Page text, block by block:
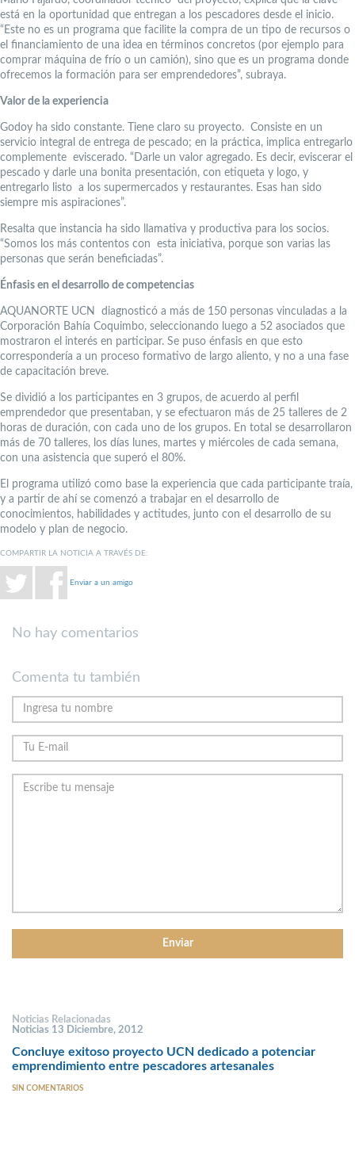
está en la oportunidad que entregan a los pescadores desde el inicio.
“Este no es un programa que facilite la compra de un tipo de recursos o
el financiamiento de una idea en términos concretos (por ejemplo para
comprar máquina de frío o un camión), sino que es un programa donde
ofrecemos la formación para ser emprendedores”, subraya.
Valor de la experiencia
Godoy ha sido constante. Tiene claro su proyecto. Consiste en un
servicio integral de entrega de pescado; en la práctica, implica entregarlo
complemente eviscerado. “Darle un valor agregado. Es decir, eviscerar el
pescado y darle una bonita presentación, con etiqueta y logo, y
entregarlo listo a los supermercados y restaurantes. Esas han sido
siempre mis aspiraciones”.
Resalta que instancia ha sido llamativa y productiva para los socios.
“Somos los más contentos con esta iniciativa, porque son varias las
personas que serán beneficiadas”.
Énfasis en el desarrollo de competencias
AQUANORTE UCN diagnosticó a más de 150 personas vinculadas a la
Corporación Bahía Coquimbo, seleccionando luego a 52 asociados que
mostraron el interés en participar. Se puso énfasis en que esto
correspondería a un proceso formativo de largo aliento, y no a una fase
de capacitación breve.
Se dividió a los participantes en 3 grupos, de acuerdo al perfil
emprendedor que presentaban, y se efectuaron más de 25 talleres de 2
horas de duración, con cada uno de los grupos. En total se desarrollaron
más de 70 talleres, los días lunes, martes y miércoles de cada semana,
con una asistencia que superó el 80%.
El programa utilizó como base la experiencia que cada participante traía,
y a partir de ahí se comenzó a trabajar en el desarrollo de
conocimientos, habilidades y actitudes, junto con el desarrollo de su
modelo y plan de negocio.
COMPARTIR LA NOTICIA A TRAVÉS DE:
Enviar a un amigo
No hay comentarios
Comenta tu también
Noticias Relacionadas
Noticias 13 Diciembre, 2012
Concluye exitoso proyecto UCN dedicado a potenciar
emprendimiento entre pescadores artesanales
SIN COMENTARIOS